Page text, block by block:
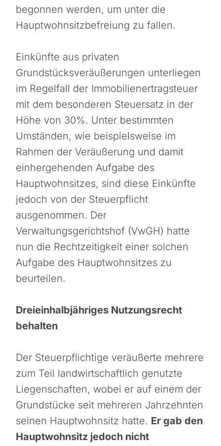
begonnen werden, um unter die
Hauptwohnsitzbefreiung zu fallen.
Einkünfte aus privaten
Grundstücksveräußerungen unterliegen
im Regelfall der Immobilienertragsteuer
mit dem besonderen Steuersatz in der
Höhe von 30%. Unter bestimmten
Umständen, wie beispielsweise im
Rahmen der Veräußerung und damit
einhergehenden Aufgabe des
Hauptwohnsitzes, sind diese Einkünfte
jedoch von der Steuerpflicht
ausgenommen. Der
Verwaltungsgerichtshof (VwGH) hatte
nun die Rechtzeitigkeit einer solchen
Aufgabe des Hauptwohnsitzes zu
beurteilen.
Dreieinhalbjähriges Nutzungsrecht
behalten
Der Steuerpflichtige veräußerte mehrere
zum Teil landwirtschaftlich genutzte
Liegenschaften, wobei er auf einem der
Grundstücke seit mehreren Jahrzehnten
seinen Hauptwohnsitz hatte. Er gab den
Hauptwohnsitz jedoch nicht